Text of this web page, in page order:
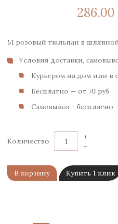
51 розовый тюльпан в
Условия доставки,
Курьером на дом или в
Бесплатно — от 70 pуб
Самовывоз - бесплатно
Количество
-
+
В корзину Купить 1 клик